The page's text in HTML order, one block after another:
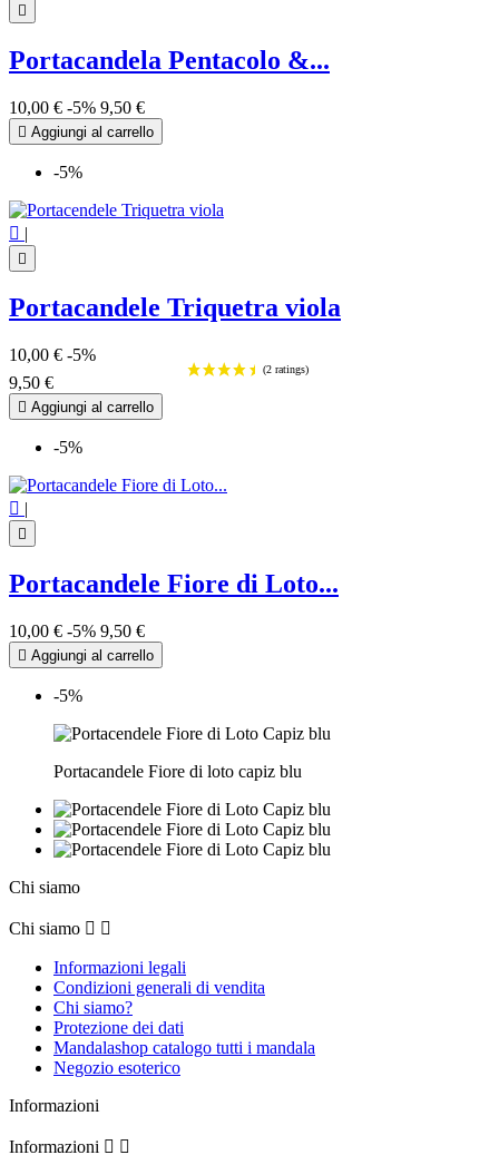

Portacandela Pentacolo &...
10,00 € -5% 9,50 €
 Aggiungi al carrello
-5%
 |

Portacandele Triquetra viola
10,00 € -5%
9,50 €
 Aggiungi al carrello
-5%
 |

Portacandele Fiore di Loto...
10,00 € -5% 9,50 €
 Aggiungi al carrello
-5%
Portacandele Fiore di loto capiz blu
Chi siamo
Chi siamo  
Informazioni legali
Condizioni generali di vendita
Chi siamo?
Protezione dei dati
Mandalashop catalogo tutti i mandala
Negozio esoterico
Informazioni
Informazioni  